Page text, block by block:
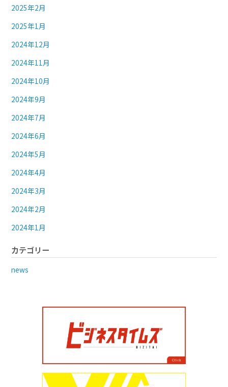
2025年2月
2025年1月
2024年12月
2024年11月
2024年10月
2024年9月
2024年7月
2024年6月
2024年5月
2024年4月
2024年3月
2024年2月
2024年1月
カテゴリー
news